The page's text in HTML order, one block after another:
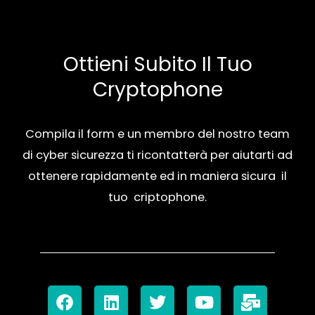
Ottieni Subito Il Tuo
Cryptophone
Compila il form e un membro del nostro team
di cyber sicurezza ti ricontatterà per aiutarti ad
ottenere rapidamente ed in maniera sicura il
tuo criptophone.
a
c
i
n
w
i
o
u
a
i